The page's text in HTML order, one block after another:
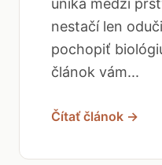
uniká medzi
nestačí len
pochopiť
článok vám...
Čítať článok →